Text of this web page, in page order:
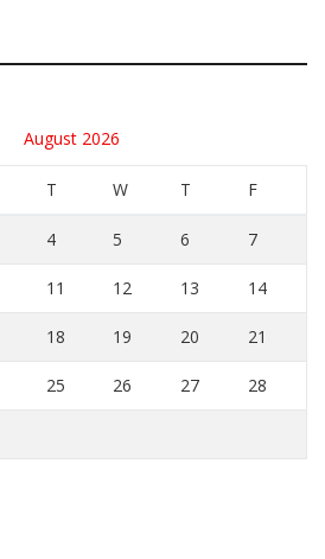
August 2026
4 5 6 7
11 12 13 14
18 19 20 21
25 26 27 28